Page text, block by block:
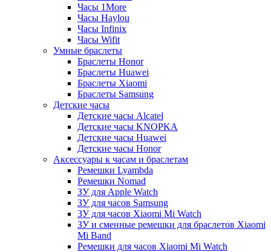
Часы 1More
Часы Haylou
Часы Infinix
Часы Wifit
Умные браслеты
Браслеты Honor
Браслеты Huawei
Браслеты Xiaomi
Браслеты Samsung
Детские часы
Детские часы Alcatel
Детские часы KNOPKA
Детские часы Huawei
Детские часы Honor
Аксессуары к часам и браслетам
Ремешки Lyambda
Ремешки Nomad
ЗУ для Apple Watch
ЗУ для часов Samsung
ЗУ для часов Xiaomi Mi Watch
ЗУ и сменные ремешки для браслетов Xiaomi
Mi Band
Ремешки для часов Xiaomi Mi Watch